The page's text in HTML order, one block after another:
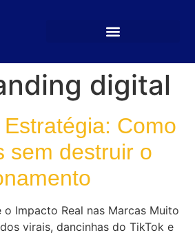
digital
Como
sem destruir o
o Impacto Real nas Marcas Muito
virais, dancinhas do TikTok e